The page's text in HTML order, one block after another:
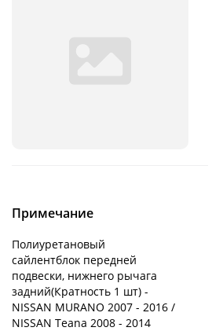
Примечание
Полиуретановый
сайлентблок передней
подвески, нижнего рычага
задний(Кратность 1 шт) -
NISSAN MURANO 2007 - 2016 /
NISSAN Teana 2008 - 2014